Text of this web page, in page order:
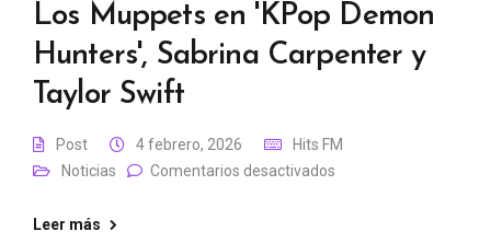
Los Muppets en 'KPop Demon
Hunters', Sabrina Carpenter y
Taylor Swift
Post 4 febrero, 2026
Hits FM
Noticias
Comentarios desactivados
Leer más